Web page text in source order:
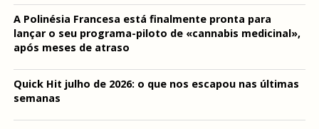
A Polinésia Francesa está finalmente pronta para
lançar o seu programa-piloto de «cannabis medicinal»,
após meses de atraso
Quick Hit julho de 2026: o que nos escapou nas últimas
semanas